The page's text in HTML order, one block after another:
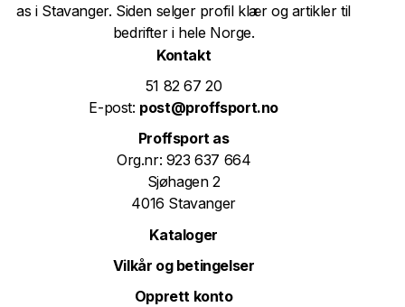
as i Stavanger. Siden selger profil klær og artikler til
bedrifter i hele Norge.
Kontakt
51 82 67 20
E-post: post@proffsport.no
Proffsport as
Org.nr: 923 637 664
Sjøhagen 2
4016 Stavanger
Kataloger
Vilkår og betingelser
Opprett konto